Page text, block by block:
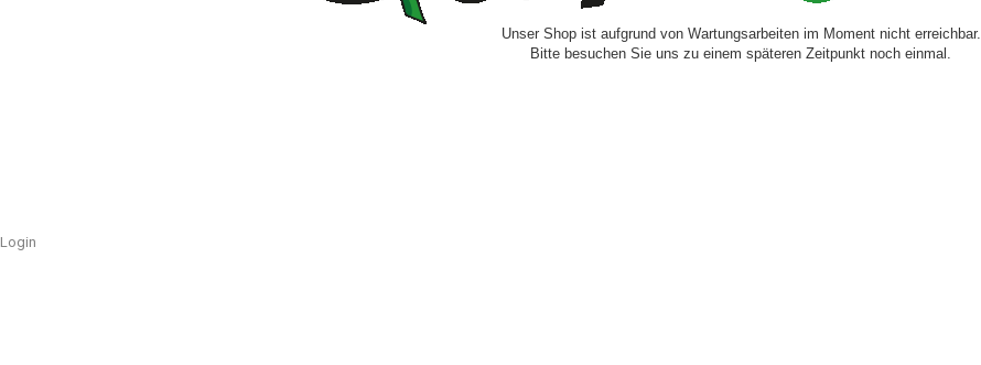
Unser Shop ist aufgrund von Wartungsarbeiten im Moment nicht erreichbar.
Bitte besuchen Sie uns zu einem späteren Zeitpunkt noch einmal.
Login